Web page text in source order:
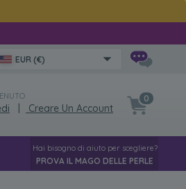
EUR (€)
Creare Un Account
0
Hai bisogno di aiuto per scegliere?
PROVA IL MAGO DELLE PERLE